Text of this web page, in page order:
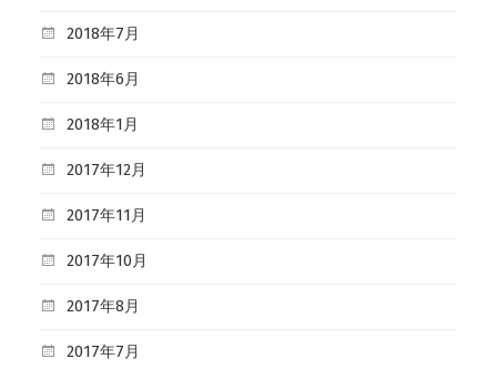
2018年7月
2018年6月
2018年1月
2017年12月
2017年11月
2017年10月
2017年8月
2017年7月